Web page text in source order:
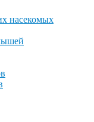
насекомых